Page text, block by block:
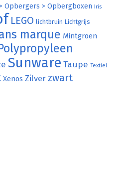
Opbergers > Opbergboxen Iris
LEGO lichtbruin Lichtgrijs
marque Mintgroen
Sunware Taupe Textiel
Xenos Zilver zwart